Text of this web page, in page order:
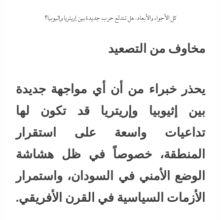
كل الأجواء والأبعاد: هل تندلع حرب جديدة بين إريتريا وإثيوبيا؟
مخاوف من التصعيد
يحذر خبراء من أن أي مواجهة جديدة
بين إثيوبيا وإريتريا قد تكون لها
تداعيات واسعة على استقرار
المنطقة، خصوصاً في ظل هشاشة
الوضع الأمني في السودان، واستمرار
الأزمات السياسية في القرن الأفريقي.